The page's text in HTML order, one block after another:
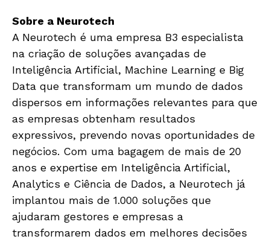
Sobre a Neurotech
A Neurotech é uma empresa B3 especialista
na criação de soluções avançadas de
Inteligência Artificial, Machine Learning e Big
Data que transformam um mundo de dados
dispersos em informações relevantes para que
as empresas obtenham resultados
expressivos, prevendo novas oportunidades de
negócios. Com uma bagagem de mais de 20
anos e expertise em Inteligência Artificial,
Analytics e Ciência de Dados, a Neurotech já
implantou mais de 1.000 soluções que
ajudaram gestores e empresas a
transformarem dados em melhores decisões